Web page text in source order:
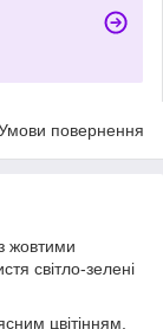
повернення
жовтими
світло-зелені
цвітінням,